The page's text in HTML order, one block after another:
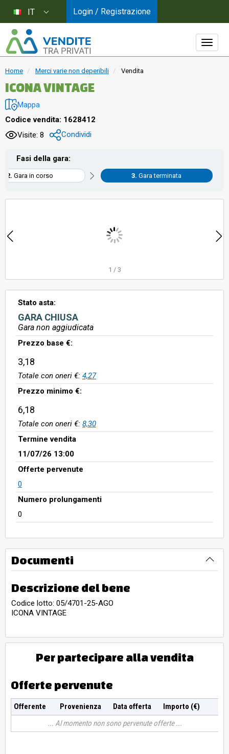
Home Merci varie non deperibili Vendita
ICONA VINTAGE
Mappa
Codice vendita: 1628412
Visite: 8
Condividi
Fasi della gara:
Gara in corso Gara terminata
1 / 3
Stato asta:
GARA CHIUSA
Gara non aggiudicata
Prezzo base €:
3,18
Totale con oneri €: 4,27
Prezzo minimo €:
6,18
Totale con oneri €: 8,30
Termine vendita
11/07/26 13:00
Offerte pervenute
0
Numero prolungamenti
0
Documenti
Descrizione del bene
Codice lotto: 05/4701-25-AGO
ICONA VINTAGE
Per partecipare alla vendita
Offerte pervenute
Offerente Provenienza Data offerta
Importo (€)
Al momento non sono pervenute offerte
IT Login / Registrazione